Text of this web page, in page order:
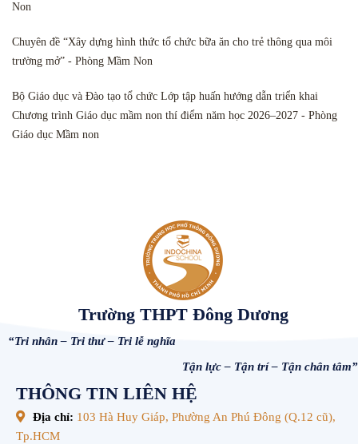
Non
Chuyên đề “Xây dựng hình thức tổ chức bữa ăn cho trẻ thông qua môi
trường mở” - Phòng Mầm Non
Bộ Giáo dục và Đào tạo tổ chức Lớp tập huấn hướng dẫn triển khai
Chương trình Giáo dục mầm non thí điểm năm học 2026–2027 - Phòng
Giáo dục Mầm non
Trường THPT Đông Dương
“Tri nhân – Tri thư – Tri lễ nghĩa
Tận lực – Tận trí – Tận chân tâm”
THÔNG TIN LIÊN HỆ
Địa chỉ: 103 Hà Huy Giáp, Phường An Phú Đông (Q.12 cũ),
Tp.HCM